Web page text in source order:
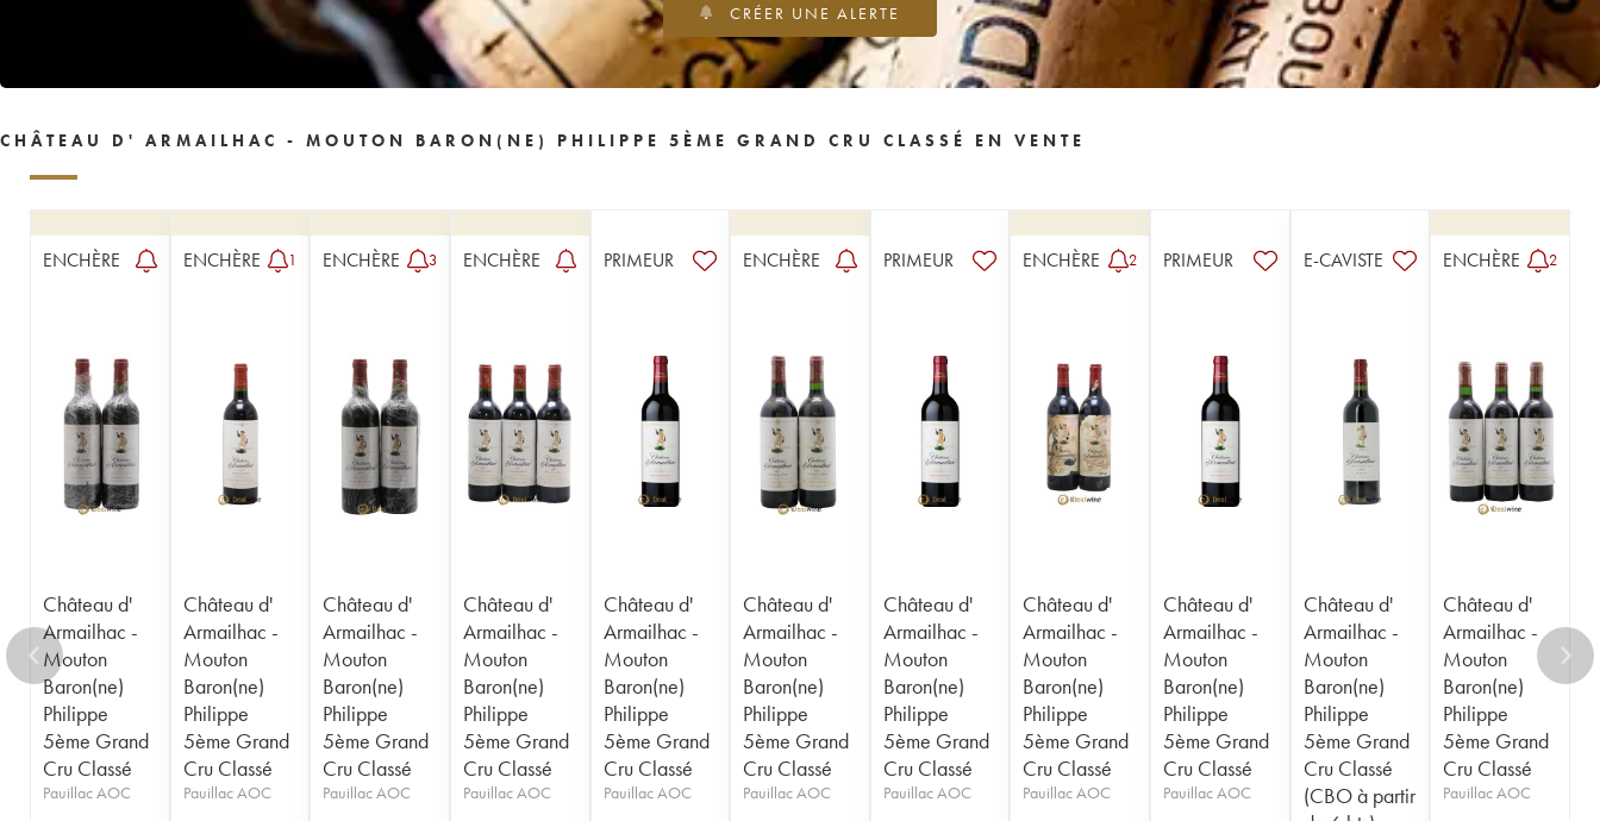
1968
1967
1963
1962
1961
1960 1959 1958
1957
1956
1955 1954 1953
1952
1945
1944 1943 1941
1939
1938
1937 1934 1929
1928
CRÉER UNE ALERTE
CHÂTEAU D' ARMAILHAC - MOUTON BARON(NE) PHILIPPE 5ÈME GRAND CRU CLASSÉ EN VENTE
ENCHÈRE
Château d'
Armailhac -
Mouton
Baron(ne)
Philippe
5ème Grand
Cru Classé
Pauillac AOC
ENCHÈRE 1
Château d'
Armailhac -
Mouton
Baron(ne)
Philippe
5ème Grand
Cru Classé
Pauillac AOC
ENCHÈRE 3
Château d'
Armailhac -
Mouton
Baron(ne)
Philippe
5ème Grand
Cru Classé
Pauillac AOC
ENCHÈRE
Château d'
Armailhac -
Mouton
Baron(ne)
Philippe
5ème Grand
Cru Classé
Pauillac AOC
PRIMEUR
Château d'
Armailhac -
Mouton
Baron(ne)
Philippe
5ème Grand
Cru Classé
Pauillac AOC
ENCHÈRE
Château d'
Armailhac -
Mouton
Baron(ne)
Philippe
5ème Grand
Cru Classé
Pauillac AOC
PRIMEUR
Château d'
Armailhac -
Mouton
Baron(ne)
Philippe
5ème Grand
Cru Classé
Pauillac AOC
ENCHÈRE 2
Château d'
Armailhac -
Mouton
Baron(ne)
Philippe
5ème Grand
Cru Classé
Pauillac AOC
PRIMEUR
Château d'
Armailhac -
Mouton
Baron(ne)
Philippe
5ème Grand
Cru Classé
Pauillac AOC
E-CAVISTE
Château d'
Armailhac -
Mouton
Baron(ne)
Philippe
5ème Grand
Cru Classé
(CBO à partir
ENCHÈRE 2
Château d'
Armailhac -
Mouton
Baron(ne)
Philippe
5ème Grand
Cru Classé
Pauillac AOC